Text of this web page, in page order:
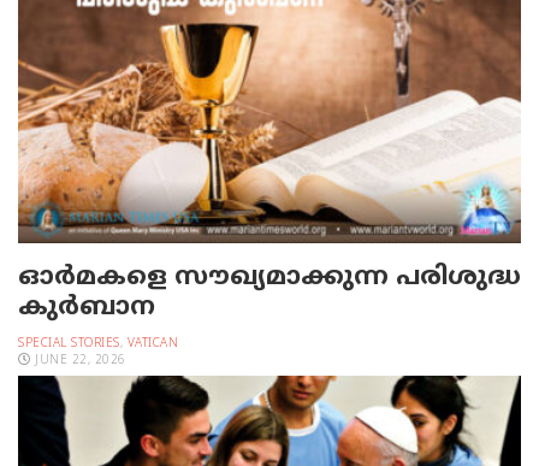
ഓര്‍മകളെ സൗഖ്യമാക്കുന്ന പരിശുദ്ധ
കുര്‍ബാന
SPECIAL STORIES, VATICAN
JUNE 22, 2026